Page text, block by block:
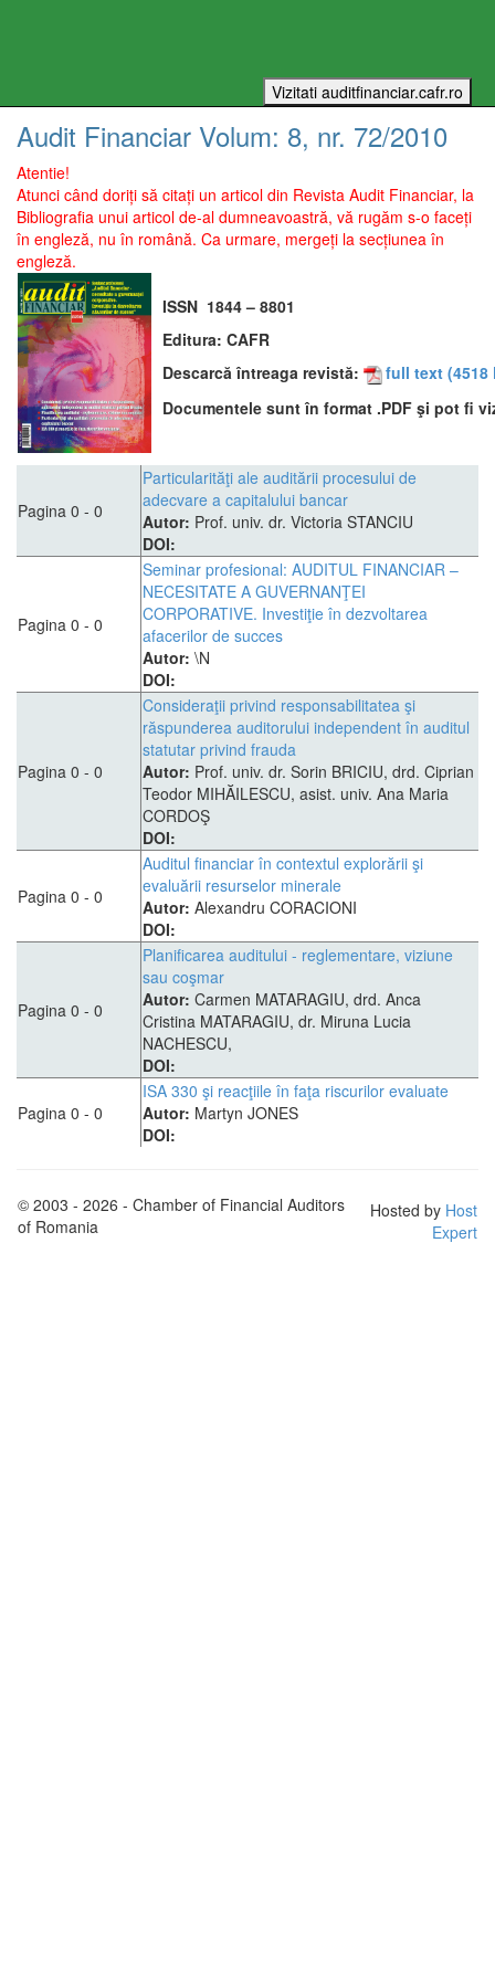
Audit Financiar Volum: 8, nr. 72/2010
Atentie!
Atunci când doriți să citați un articol din Revista Audit Financiar, la
Bibliografia unui articol de-al dumneavoastră, vă rugăm s-o faceți
în engleză, nu în română. Ca urmare, mergeți la secțiunea în
engleză.
ISSN 1844 – 8801
Editura: CAFR
Descarcă întreaga revistă:
full text (4518
Documentele sunt în format .PDF şi pot fi
Pagina 0 - 0
Particularităţi ale auditării procesului de
adecvare a capitalului bancar
Autor: Prof. univ. dr. Victoria STANCIU
DOI:
Pagina 0 - 0
Seminar profesional: AUDITUL FINANCIAR –
NECESITATE A GUVERNANŢEI
CORPORATIVE. Investiţie în dezvoltarea
afacerilor de succes
Autor: \N
DOI:
Pagina 0 - 0
Consideraţii privind responsabilitatea şi
răspunderea auditorului independent în auditul
statutar privind frauda
Autor: Prof. univ. dr. Sorin BRICIU, drd. Ciprian
Teodor MIHĂILESCU, asist. univ. Ana Maria
CORDOŞ
DOI:
Pagina 0 - 0
Auditul financiar în contextul explorării şi
evaluării resurselor minerale
Autor: Alexandru CORACIONI
DOI:
Pagina 0 - 0
Planificarea auditului - reglementare, viziune
sau coşmar
Autor: Carmen MATARAGIU, drd. Anca
Cristina MATARAGIU, dr. Miruna Lucia
NACHESCU,
DOI:
Pagina 0 - 0
ISA 330 şi reacţiile în faţa riscurilor evaluate
Autor: Martyn JONES
DOI:
© 2003 - 2026 - Chamber of Financial Auditors
of Romania
Hosted by Host
Expert